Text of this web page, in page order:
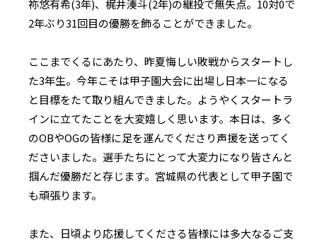
祢悠有希(3年)、梶井湊斗(2年)の継投で無失点。10対0で
2年ぶり31回目の優勝を飾ることができました。
ここまでくるにあたり、昨夏悔しい敗戦からスタートし
た3年生。今年こそは甲子園大会に出場し日本一になる
と目標をたて取り組んできました。ようやくスタートラ
インに立てたことを大変嬉しく思います。本日は、多く
のOBやOGの皆様に足を運んでくださり声援を送ってく
ださいました。選手たちにとって大変力になり皆さんと
掴んだ優勝だと存じます。宮城県の代表として甲子園で
も頑張ります。
また、日頃より応援してくださる皆様には多大なるご支